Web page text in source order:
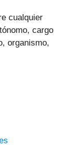
cualquier
cargo
organismo,